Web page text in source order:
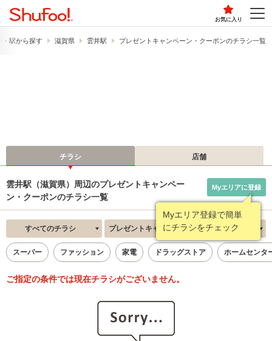
お気に入り
・駅から探す 滋賀県 雲井駅 プレゼントキャンペーン・クーポンのチラシ一覧
チラシ 店舗
雲井駅（滋賀県）周辺のプレゼントキャンペー
ン・クーポンのチラシ一覧
Myエリア登録で簡単
にチラシをチェック
Myエリアに登録
すべてのチラシ プレゼントキャンペーン・クーポン 新着順
スーパー ファッション 家電 ドラッグストア ホームセンタ
ご指定の条件では現在チラシがございません。